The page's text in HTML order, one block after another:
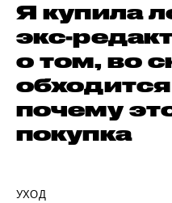
Я купила
экс-
о том, во
почему
покупка
УХОД